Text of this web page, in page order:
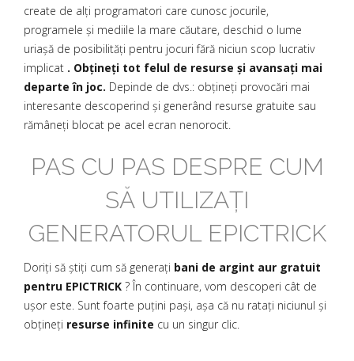
create de alți programatori care cunosc jocurile,
programele și mediile la mare căutare, deschid o lume
uriașă de posibilități pentru jocuri fără niciun scop lucrativ
implicat . Obțineți tot felul de resurse și avansați mai
departe în joc. Depinde de dvs.: obțineți provocări mai
interesante descoperind și generând resurse gratuite sau
rămâneți blocat pe acel ecran nenorocit.
PAS CU PAS DESPRE CUM
SĂ UTILIZAȚI
GENERATORUL EPICTRICK
Doriți să știți cum să generați bani de argint aur gratuit
pentru EPICTRICK ? În continuare, vom descoperi cât de
ușor este. Sunt foarte puțini pași, așa că nu ratați niciunul și
obțineți resurse infinite cu un singur clic.